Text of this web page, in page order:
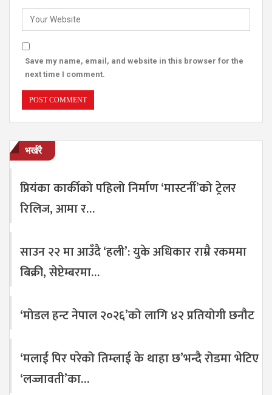
Save my name, email, and website in this browser for the
next time I comment.
भर्खरै
प्रियंका कार्कीको पहिलो निर्माण ‘मास्टर्नी’को ट्रेलर
रिलिज, आमा र…
साउन २२ मा आउँदै ‘हली’: युके अधिकार राम्रै रकममा
बिक्री, सेप्टेम्बरमा…
‘मोडल हन्ट नेपाल २०२६’को लागि ४२ प्रतियोगी छनौट
‘मलाई पिर परेको तिम्लाई के थाहा छ’भन्दै रोडमा भेटिए
‘लज्जावती’का…